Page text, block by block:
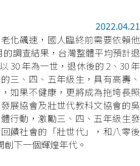
2022.04.21
化飆速，國人臨終前需要依賴他
的調查結果，台灣整體平均預計退
30 年為一世，退休後的 2、30 年
三、四、五年級生，具有高壽、
如果不健康，更將成為拖垮長照
展協會及壯世代教科文協會的吳
行動，激勵三、四、五年級生發
饋社會的「壯世代」，和八零後
下一個輝煌年代。